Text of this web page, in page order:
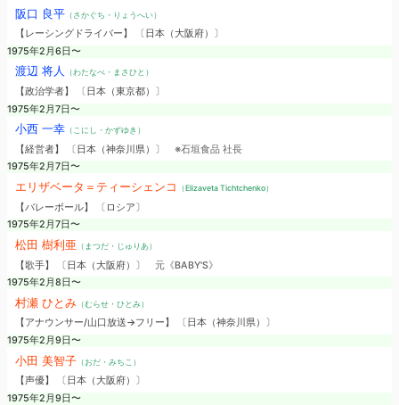
阪口 良平（さかぐち・りょうへい）
【レーシングドライバー】 〔日本（大阪府）〕
1975年2月6日〜
渡辺 将人 （わたなべ・まさひと）
【政治学者】 〔日本（東京都）〕
1975年2月7日〜
小西 一幸（こにし・かずゆき）
【経営者】 〔日本（神奈川県）〕 ※石垣食品 社長
1975年2月7日〜
エリザベータ＝ティーシェンコ （Elizaveta Tichtchenko）
【バレーボール】 〔ロシア〕
1975年2月7日〜
松田 樹利亜 （まつだ・じゅりあ）
【歌手】 〔日本（大阪府）〕 元《BABY'S》
1975年2月8日〜
村瀬 ひとみ（むらせ・ひとみ）
【アナウンサー/山口放送→フリー】 〔日本（神奈川県）〕
1975年2月9日〜
小田 美智子（おだ・みちこ）
【声優】 〔日本（大阪府）〕
1975年2月9日〜